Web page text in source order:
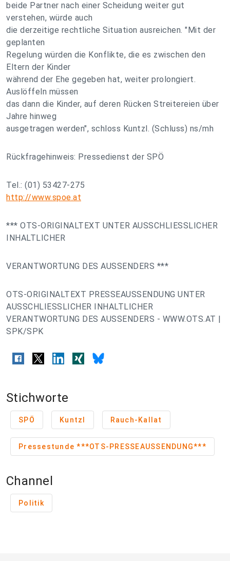
beide Partner nach einer Scheidung weiter gut
verstehen, würde auch
die derzeitige rechtliche Situation ausreichen. "Mit der
geplanten
Regelung würden die Konflikte, die es zwischen den
Eltern der Kinder
während der Ehe gegeben hat, weiter prolongiert.
Auslöffeln müssen
das dann die Kinder, auf deren Rücken Streitereien über
Jahre hinweg
ausgetragen werden", schloss Kuntzl. (Schluss) ns/mh
Rückfragehinweis: Pressedienst der SPÖ
Tel.: (01) 53427-275
http://www.spoe.at
*** OTS-ORIGINALTEXT UNTER AUSSCHLIESSLICHER
INHALTLICHER
VERANTWORTUNG DES AUSSENDERS ***
OTS-ORIGINALTEXT PRESSEAUSSENDUNG UNTER
AUSSCHLIESSLICHER INHALTLICHER
VERANTWORTUNG DES AUSSENDERS - WWW.OTS.AT |
SPK/SPK
Stichworte
SPÖ Kuntzl Rauch-Kallat
Pressestunde ***OTS-PRESSEAUSSENDUNG***
Channel
Politik